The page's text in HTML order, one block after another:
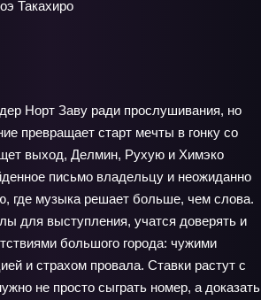
Такахиро
Норт Заву ради прослушивания, но
превращает старт мечты в гонку со
выход, Делмин, Рухую и Химэко
письмо владельцу и неожиданно
где музыка решает больше, чем слова.
для выступления, учатся доверять и
большого города: чужими
и страхом провала. Ставки растут с
не просто сыграть номер, а доказать